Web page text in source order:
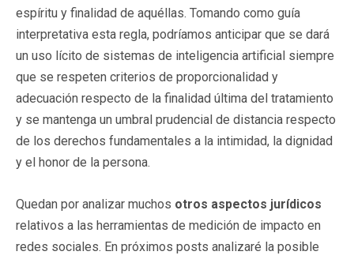
espíritu y finalidad de aquéllas. Tomando como guía
interpretativa esta regla, podríamos anticipar que se dará
un uso lícito de sistemas de inteligencia artificial siempre
que se respeten criterios de proporcionalidad y
adecuación respecto de la finalidad última del tratamiento
y se mantenga un umbral prudencial de distancia respecto
de los derechos fundamentales a la intimidad, la dignidad
y el honor de la persona.
Quedan por analizar muchos otros aspectos jurídicos
relativos a las herramientas de medición de impacto en
redes sociales. En próximos posts analizaré la posible